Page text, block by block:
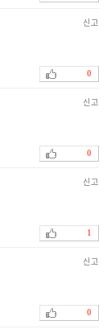
신고
0
신고
0
신고
1
신고
0